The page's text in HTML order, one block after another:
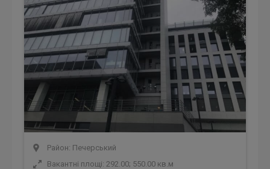
Район: Печерський
Вакантні площі: 292.00; 550.00 кв.м